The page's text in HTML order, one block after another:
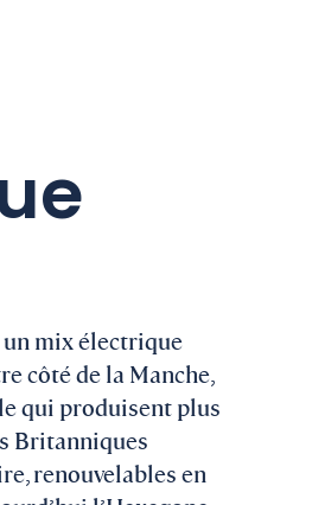
un mix électrique
côté de la Manche,
qui produisent plus
Britanniques
renouvelables en